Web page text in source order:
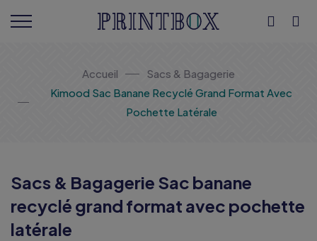
Accueil
Sacs & Bagagerie
Kimood Sac Banane Recyclé Grand Format Avec
Pochette Latérale
Sacs & Bagagerie Sac banane
recyclé grand format avec pochette
latérale